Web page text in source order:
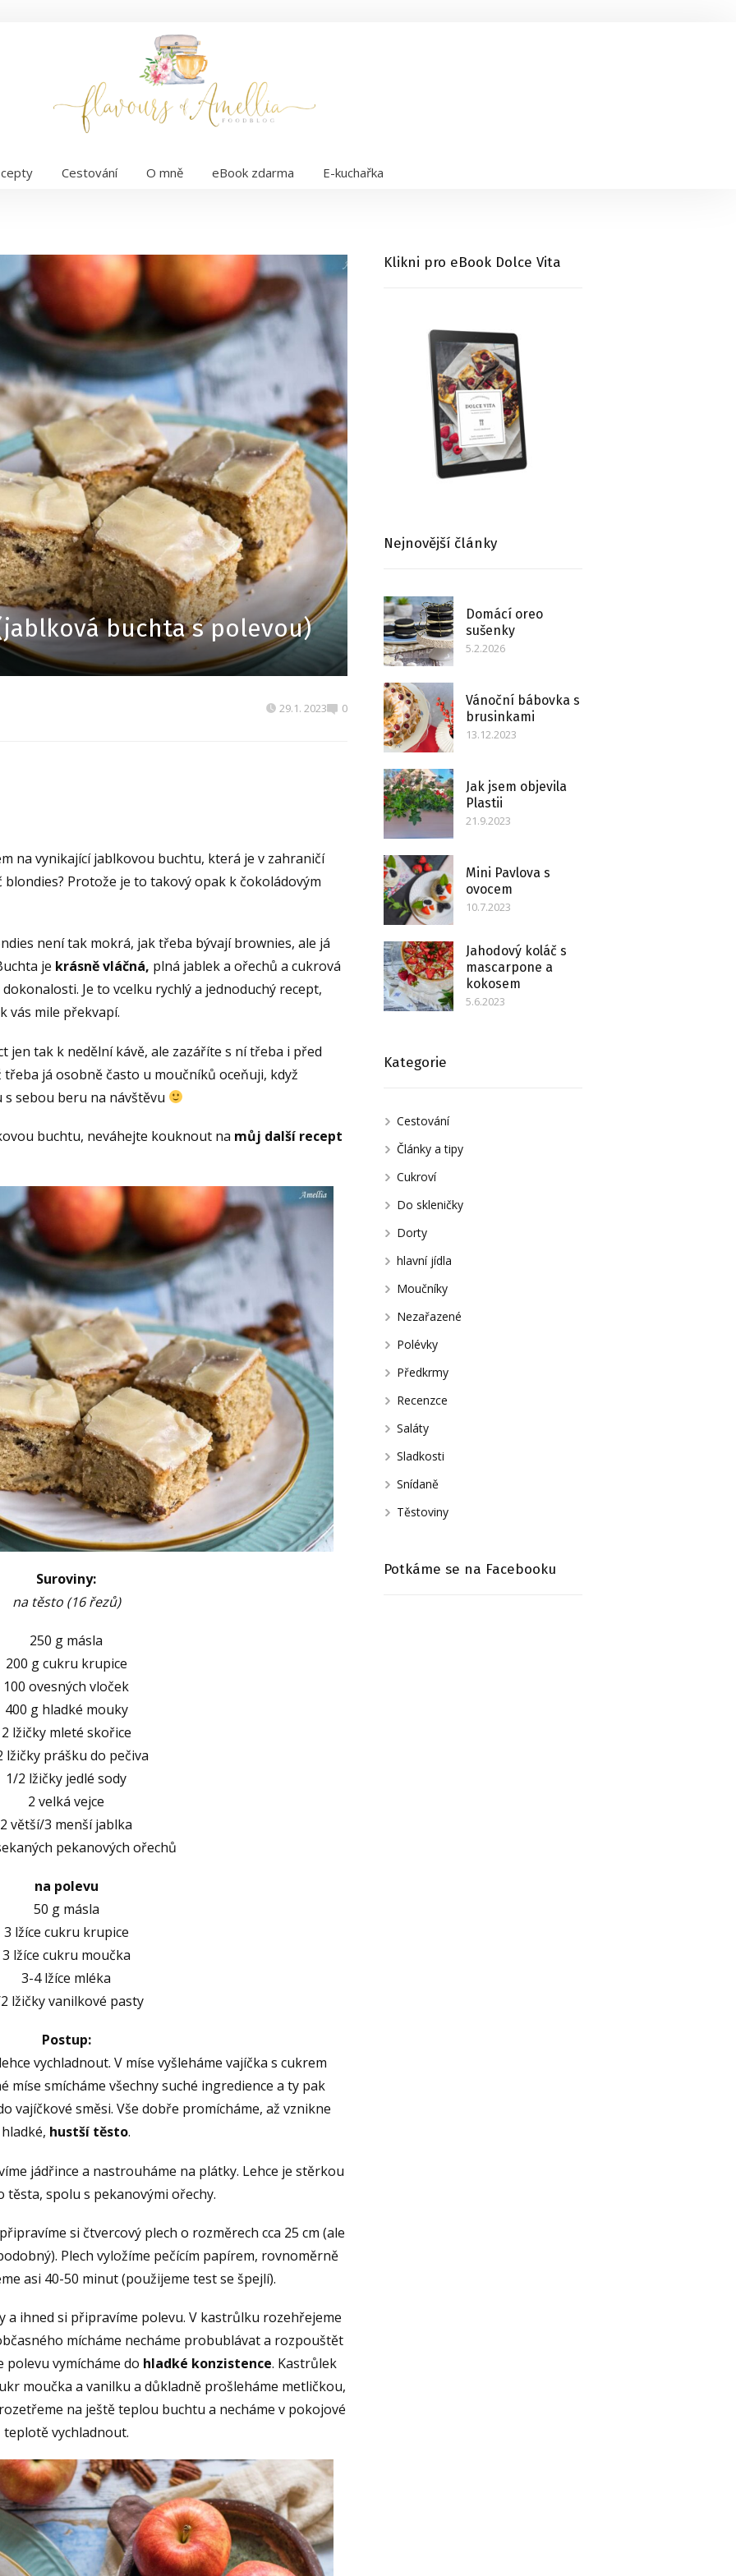
Cestování O mně eBook zdarma E-kuchařka
buchta s polevou)
29.1. 2023 0
na vynikající jablkovou buchtu, která je v zahraničí
blondies? Protože je to takový opak k čokoládovým
není tak mokrá, jak třeba bývají brownies, ale já
je krásně vláčná, plná jablek a ořechů a cukrová
Je to vcelku rychlý a jednoduchý recept,
vás mile překvapí.
jen tak k nedělní kávě, ale zazáříte s ní třeba i před
třeba já osobně často u moučníků oceňuji, když
sebou beru na návštěvu
buchtu, neváhejte kouknout na můj další recept
Suroviny:
na těsto (16 řezů)
250 g másla
200 g cukru krupice
100 ovesných vloček
400 g hladké mouky
2 lžičky mleté skořice
lžičky prášku do pečiva
1/2 lžičky jedlé sody
2 velká vejce
2 větší/3 menší jablka
pekanových ořechů
na polevu
50 g másla
3 lžíce cukru krupice
3 lžíce cukru moučka
3-4 lžíce mléka
lžičky vanilkové pasty
Postup:
vychladnout. V míse vyšleháme vajíčka s cukrem
míse smícháme všechny suché ingredience a ty pak
vajíčkové směsi. Vše dobře promícháme, až vznikne
hladké, hustší těsto.
jádřince a nastrouháme na plátky. Lehce je stěrkou
těsta, spolu s pekanovými ořechy.
si čtvercový plech o rozměrech cca 25 cm (ale
Plech vyložíme pečícím papírem, rovnoměrně
asi 40-50 minut (použijeme test se špejlí).
ihned si připravíme polevu. V kastrůlku rozehřejeme
mícháme necháme probublávat a rozpouštět
polevu vymícháme do hladké konzistence. Kastrůlek
moučka a vanilku a důkladně prošleháme metličkou,
na ještě teplou buchtu a necháme v pokojové
teplotě vychladnout.
Klikni pro eBook Dolce Vita
Nejnovější články
Domácí oreo
sušenky
5.2.2026
Vánoční bábovka s
brusinkami
13.12.2023
Jak jsem objevila
Plastii
21.9.2023
Mini Pavlova s
ovocem
10.7.2023
Jahodový koláč s
mascarpone a
kokosem
5.6.2023
Kategorie
Cestování
Články a tipy
Cukroví
Do skleničky
Dorty
hlavní jídla
Moučníky
Nezařazené
Polévky
Předkrmy
Recenzce
Saláty
Sladkosti
Snídaně
Těstoviny
Potkáme se na Facebooku